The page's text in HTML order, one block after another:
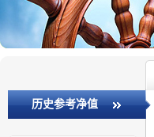
历史参考净值